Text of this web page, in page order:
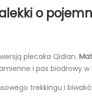
o
plecaka Qidian.
i pas biodrowy
trekkingu i